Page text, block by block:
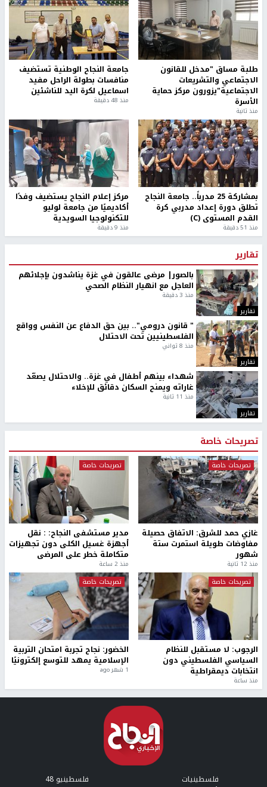
طلبة مساق "مدخل للقانون
الاجتماعي والتشريعات
الاجتماعية"يزورون مركز حماية
الأسرة
منذ ثانية
جامعة النجاح الوطنية تستضيف
منافسات بطولة الراحل مفيد
اسماعيل لكرة اليد للناشئين
منذ 48 دقيقة
بمشاركة 25 مدرباً.. جامعة النجاح
تطلق دورة إعداد مدربي كرة
القدم المستوى (C)
منذ 51 دقيقة
مركز إعلام النجاح يستضيف وفدًا
أكاديميًا من جامعة لوليو
للتكنولوجيا السويدية
منذ 9 دقيقة
تقارير
تقارير
بالصور| مرضى عالقون في غزة يناشدون بإجلائهم
العاجل مع انهيار النظام الصحي
منذ 3 دقيقة
تقارير
" قانون درومي".. بين حق الدفاع عن النفس وواقع
الفلسطينيين تحت الاحتلال
منذ 8 ثواني
تقارير
شهداء بينهم أطفال في غزة.. والاحتلال يصعّد
غاراته ويمنح السكان دقائق للإخلاء
منذ 11 ثانية
تصريحات خاصة
تصريحات خاصة
غازي حمد للشرق: الاتفاق حصيلة
مفاوضات طويلة استمرت ستة
شهور
منذ 12 ثانية
تصريحات خاصة
مدير مستشفى النجاح: : نقل
أجهزة غسيل الكلى دون تجهيزات
متكاملة خطر على المرضى
منذ 2 ساعة
تصريحات خاصة
الرجوب: لا مستقبل للنظام
السياسي الفلسطيني دون
انتخابات ديمقراطية
منذ ساعة
تصريحات خاصة
الخضور: نجاح تجربة امتحان التربية
الإسلامية يمهد للتوسع إلكترونيًا
1 شهر ago
فلسطينيات فلسطينيو 48